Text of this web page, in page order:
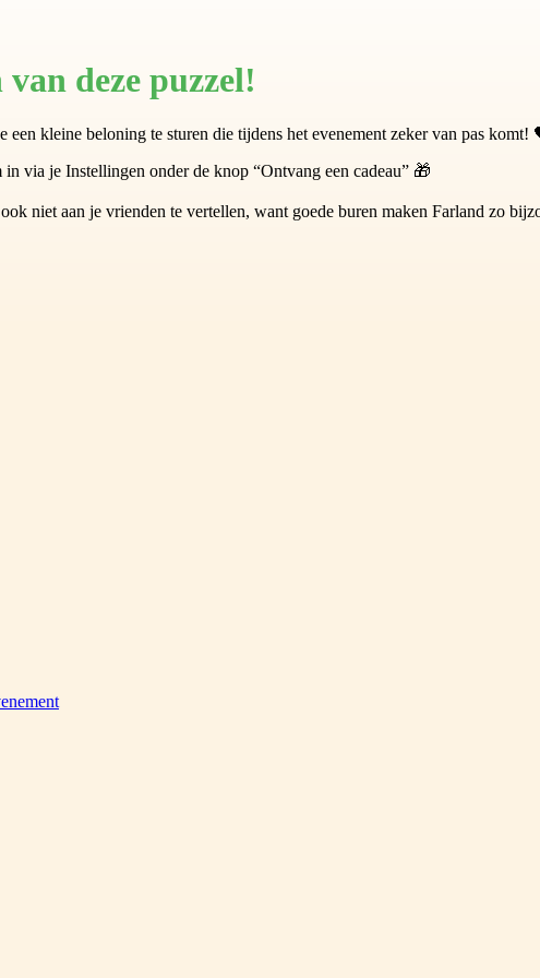
deze puzzel!
kleine beloning te sturen die tijdens het evenement zeker van pas komt!
via je Instellingen onder de knop “Ontvang een cadeau” 🎁
niet aan je vrienden te vertellen, want goede buren maken Farland zo